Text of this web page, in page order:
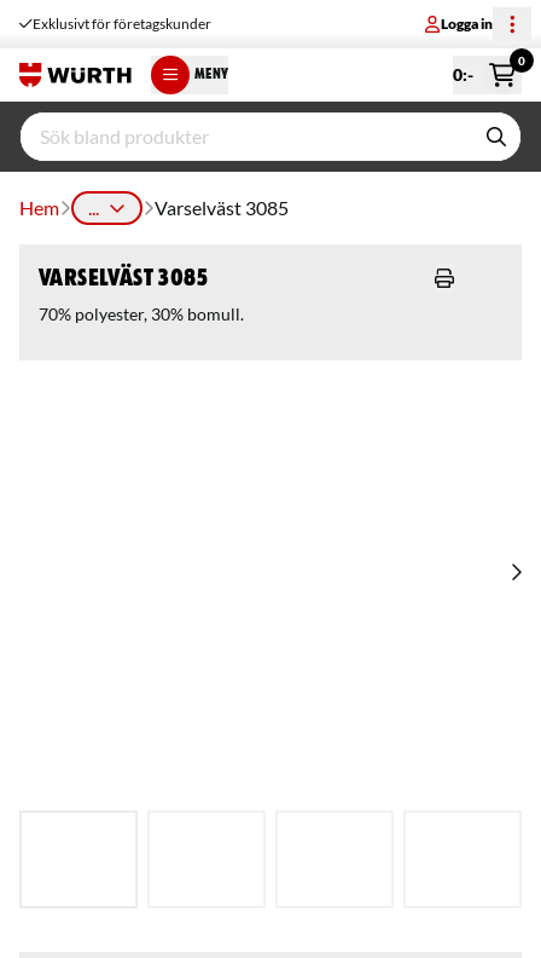
Exklusivt för företagskunder Logga in
MENY 0:-
0
Hem ... Varselväst 3085
Varselväst 3085
70% polyester, 30% bomull.